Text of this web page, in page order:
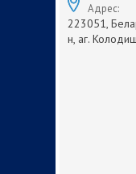
Адрес:
223051,
н, аг.